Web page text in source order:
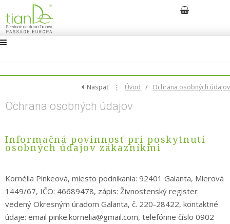
Naspäť ⋮ Úvod / Ochrana osobných údajov
Ochrana osobných údajov
Informačná povinnosť pri poskytnutí
osobných údajov zákazníkmi
Kornélia Pinkeová, miesto podnikania: 92401 Galanta, Mierová
1449/67, IČO: 46689478, zápis: Živnostenský register
vedený Okresným úradom Galanta, č. 220-28422, kontaktné
údaje: email pinke.kornelia@gmail.com, telefónne číslo 0902